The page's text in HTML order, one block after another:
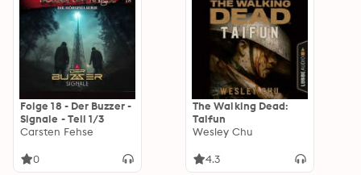
Folge 18 - Der Buzzer -
Signale - Teil 1/3
Carsten Fehse
0
The Walking Dead:
Taifun
Wesley Chu
4.3